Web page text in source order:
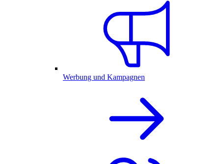
Werbung und Kampagnen